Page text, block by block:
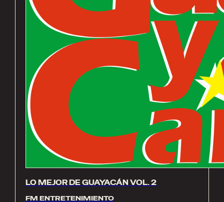
LO MEJOR DE GUAYACÁN VOL. 2
FM ENTRETENIMIENTO